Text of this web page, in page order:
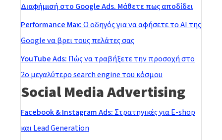
Διαφήμισή στο Google Ads. Μάθετε πως αποδίδει
Performance Max:Ο οδηγός για να αφήσετε το AI της
Google να βρει τους πελάτες σας
YouTube Ads: Πώς να τραβήξετε την προσοχή στο
2ο μεγαλύτερο search engine του κόσμου
Social Media Advertising
Facebook & Instagram Ads: Στρατηγικές για E-shop
και Lead Generation